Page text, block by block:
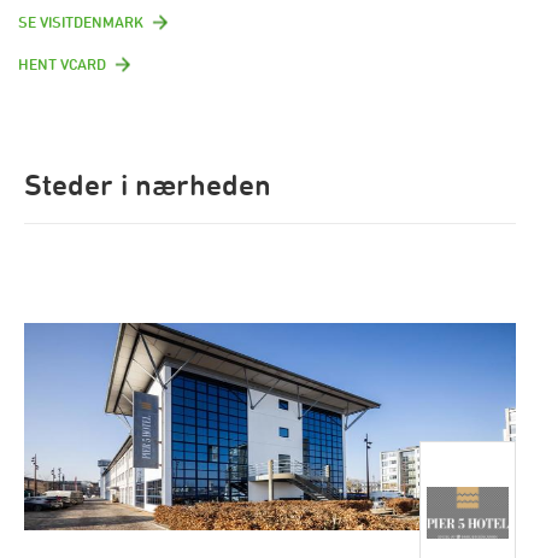
SE VISITDENMARK
HENT VCARD
Steder i nærheden